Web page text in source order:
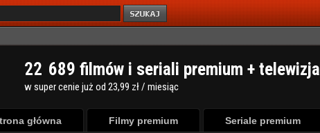
22 689 filmów i seriali premium + telewizja
w super cenie już od 23,99 zł / miesiąc
główna Filmy premium Seriale premium